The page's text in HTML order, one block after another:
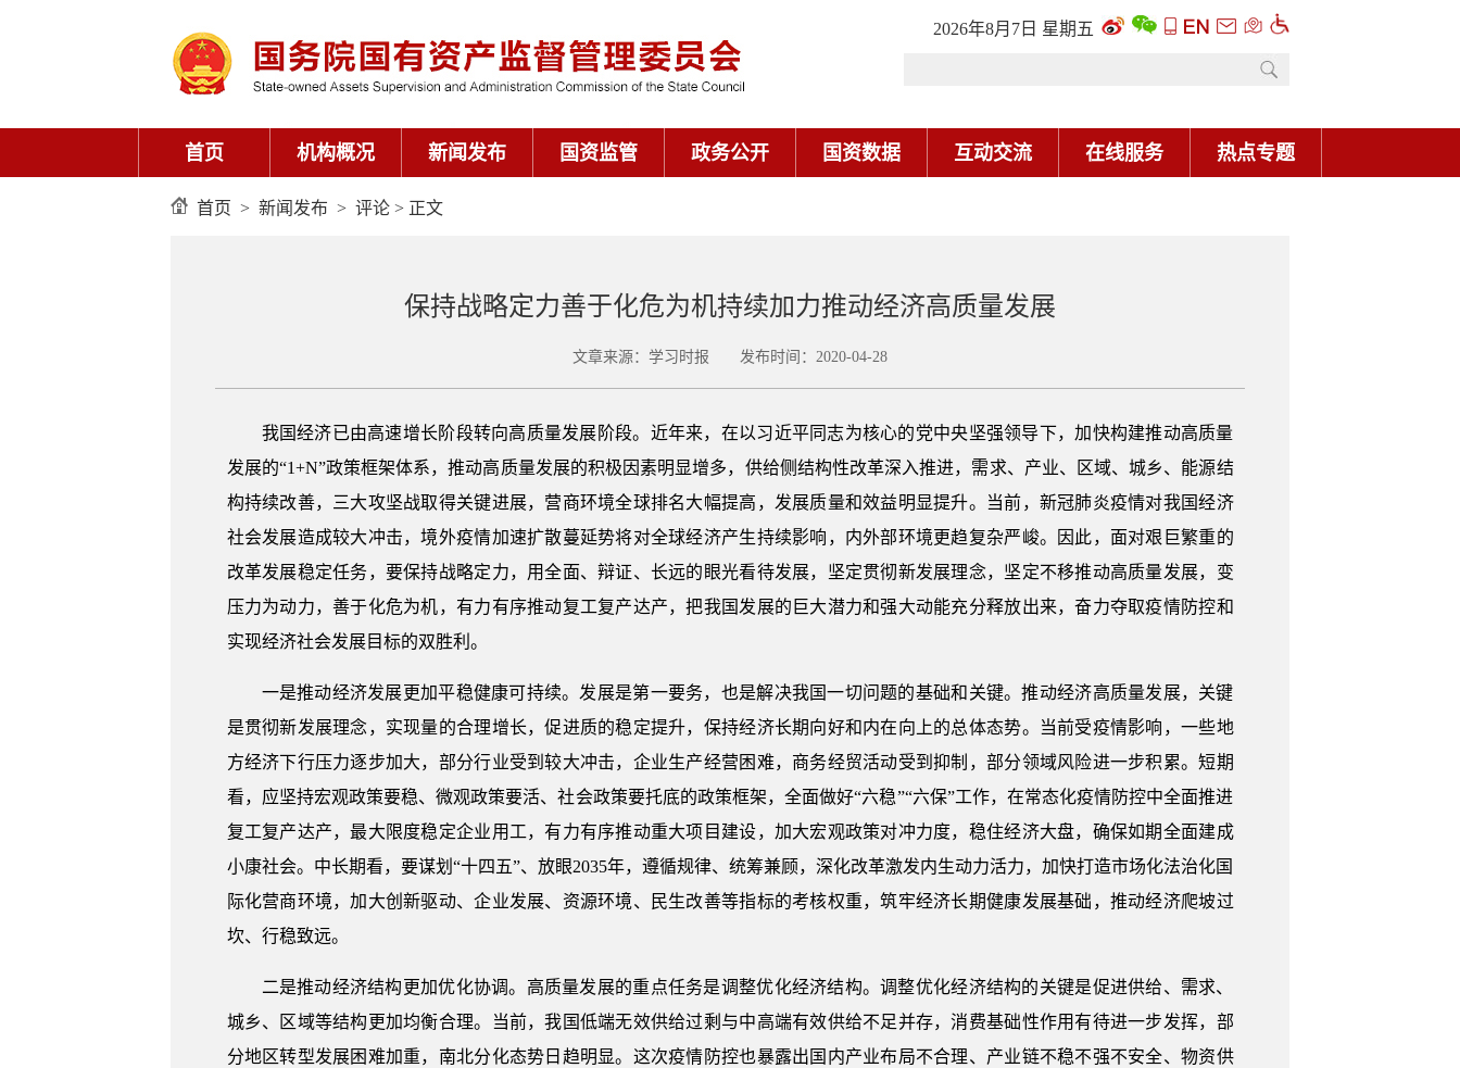
2026年8月7日 星期五
首页 机构概况 新闻发布 国资监管 政务公开 国资数据 互动交流 在线服务 热点专题
首页 > 新闻发布 > 评论 > 正文
保持战略定力善于化危为机持续加力推动经济高质量发展
文章来源：学习时报 发布时间：2020-04-28
我国经济已由高速增长阶段转向高质量发展阶段。近年来，在以习近平同志为核心的党中央坚强领导下，加快构建推动高质量
发展的“1+N”政策框架体系，推动高质量发展的积极因素明显增多，供给侧结构性改革深入推进，需求、产业、区域、城乡、能源结
构持续改善，三大攻坚战取得关键进展，营商环境全球排名大幅提高，发展质量和效益明显提升。当前，新冠肺炎疫情对我国经济
社会发展造成较大冲击，境外疫情加速扩散蔓延势将对全球经济产生持续影响，内外部环境更趋复杂严峻。因此，面对艰巨繁重的
改革发展稳定任务，要保持战略定力，用全面、辩证、长远的眼光看待发展，坚定贯彻新发展理念，坚定不移推动高质量发展，变
压力为动力，善于化危为机，有力有序推动复工复产达产，把我国发展的巨大潜力和强大动能充分释放出来，奋力夺取疫情防控和
实现经济社会发展目标的双胜利。
一是推动经济发展更加平稳健康可持续。发展是第一要务，也是解决我国一切问题的基础和关键。推动经济高质量发展，关键
是贯彻新发展理念，实现量的合理增长，促进质的稳定提升，保持经济长期向好和内在向上的总体态势。当前受疫情影响，一些地
方经济下行压力逐步加大，部分行业受到较大冲击，企业生产经营困难，商务经贸活动受到抑制，部分领域风险进一步积累。短期
看，应坚持宏观政策要稳、微观政策要活、社会政策要托底的政策框架，全面做好“六稳”“六保”工作，在常态化疫情防控中全面推进
复工复产达产，最大限度稳定企业用工，有力有序推动重大项目建设，加大宏观政策对冲力度，稳住经济大盘，确保如期全面建成
小康社会。中长期看，要谋划“十四五”、放眼2035年，遵循规律、统筹兼顾，深化改革激发内生动力活力，加快打造市场化法治化国
际化营商环境，加大创新驱动、企业发展、资源环境、民生改善等指标的考核权重，筑牢经济长期健康发展基础，推动经济爬坡过
坎、行稳致远。
二是推动经济结构更加优化协调。高质量发展的重点任务是调整优化经济结构。调整优化经济结构的关键是促进供给、需求、
城乡、区域等结构更加均衡合理。当前，我国低端无效供给过剩与中高端有效供给不足并存，消费基础性作用有待进一步发挥，部
分地区转型发展困难加重，南北分化态势日趋明显。这次疫情防控也暴露出国内产业布局不合理、产业链不稳不强不安全、物资供